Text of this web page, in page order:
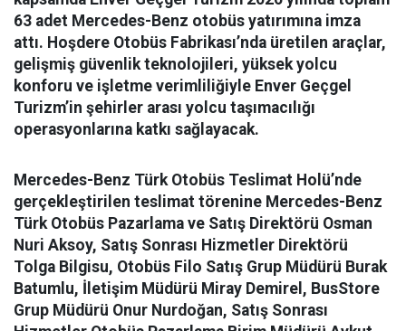
63 adet Mercedes-Benz otobüs yatırımına imza
attı. Hoşdere Otobüs Fabrikası’nda üretilen araçlar,
gelişmiş güvenlik teknolojileri, yüksek yolcu
konforu ve işletme verimliliğiyle Enver Geçgel
Turizm’in şehirler arası yolcu taşımacılığı
operasyonlarına katkı sağlayacak.
Mercedes-Benz Türk Otobüs Teslimat Holü’nde
gerçekleştirilen teslimat törenine Mercedes-Benz
Türk Otobüs Pazarlama ve Satış Direktörü Osman
Nuri Aksoy, Satış Sonrası Hizmetler Direktörü
Tolga Bilgisu, Otobüs Filo Satış Grup Müdürü Burak
Batumlu, İletişim Müdürü Miray Demirel, BusStore
Grup Müdürü Onur Nurdoğan, Satış Sonrası